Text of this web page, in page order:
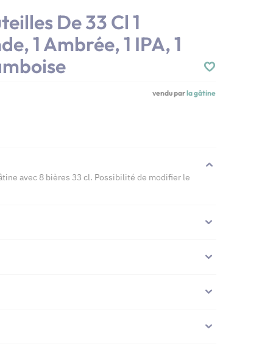
De 33 Cl 1
1 Ambrée, 1 IPA, 1
vendu parla gâtine
avec 8 bières 33 cl. Possibilité de modifier le